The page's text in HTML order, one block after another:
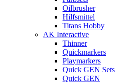
Oilbrusher
Hilfsmittel
Titans Hobby
AK Interactive
Thinner
Quickmarkers
Playmarkers
Quick GEN Sets
Quick GEN